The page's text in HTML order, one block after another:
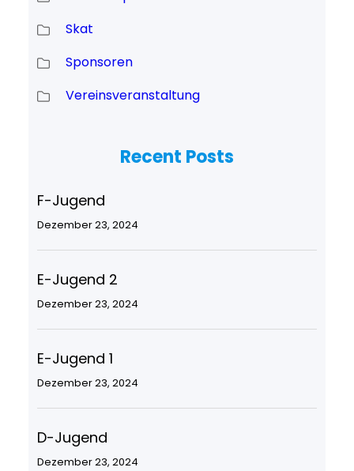
Skat
Sponsoren
Vereinsveranstaltung
Recent Posts
F-Jugend
Dezember 23, 2024
E-Jugend 2
Dezember 23, 2024
E-Jugend 1
Dezember 23, 2024
D-Jugend
Dezember 23, 2024